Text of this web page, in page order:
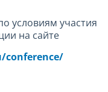
условиям участия
на сайте